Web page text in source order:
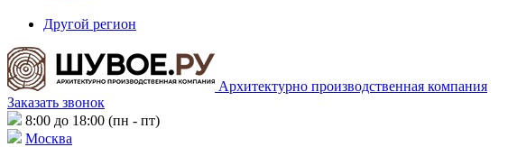
Другой регион
Архитектурно производственная компания
Заказать звонок
8:00 до 18:00 (пн - пт)
Москва